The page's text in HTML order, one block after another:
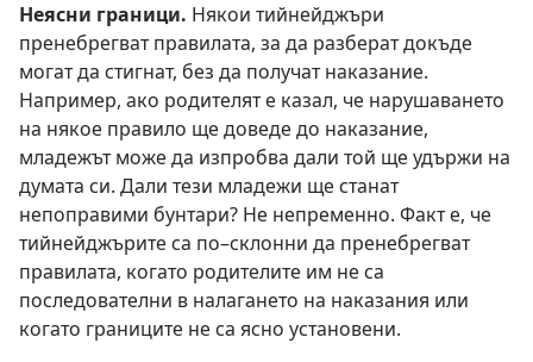
Неясни граници. Някои тийнейджъри
пренебрегват правилата, за да разберат докъде
могат да стигнат, без да получат наказание.
Например, ако родителят е казал, че нарушаването
на някое правило ще доведе до наказание,
младежът може да изпробва дали той ще удържи на
думата си. Дали тези младежи ще станат
непоправими бунтари? Не непременно. Факт е, че
тийнейджърите са по–склонни да пренебрегват
правилата, когато родителите им не са
последователни в налагането на наказания или
когато границите не са ясно установени.